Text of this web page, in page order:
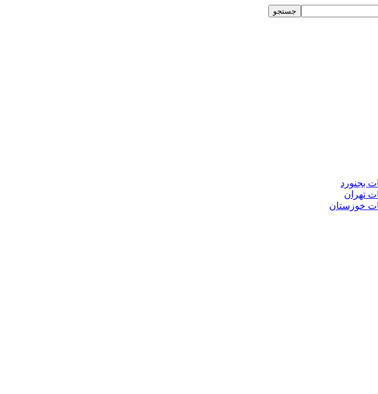
بجنورد
تهران
خوزستان